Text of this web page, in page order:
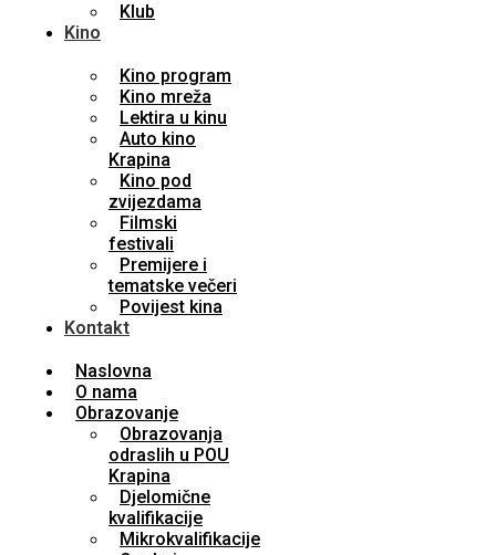
Klub
Kino
Kino program
Kino mreža
Lektira u kinu
Auto kino
Krapina
Kino pod
zvijezdama
Filmski
festivali
Premijere i
tematske večeri
Povijest kina
Kontakt
Naslovna
O nama
Obrazovanje
Obrazovanja
odraslih u POU
Krapina
Djelomične
kvalifikacije
Mikrokvalifikacije